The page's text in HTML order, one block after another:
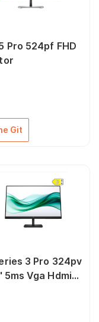
Pro 524pf FHD
Git
3 Pro 324pv
5ms Vga Hdmi